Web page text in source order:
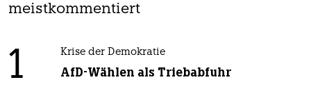
meistkommentiert
1 Krise der Demokratie
AfD-Wählen als Triebabfuhr